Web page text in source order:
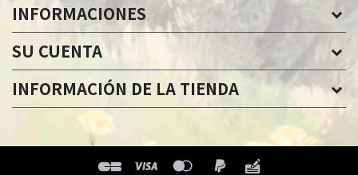
INFORMACIONES
SU CUENTA
INFORMACIÓN DE LA TIENDA